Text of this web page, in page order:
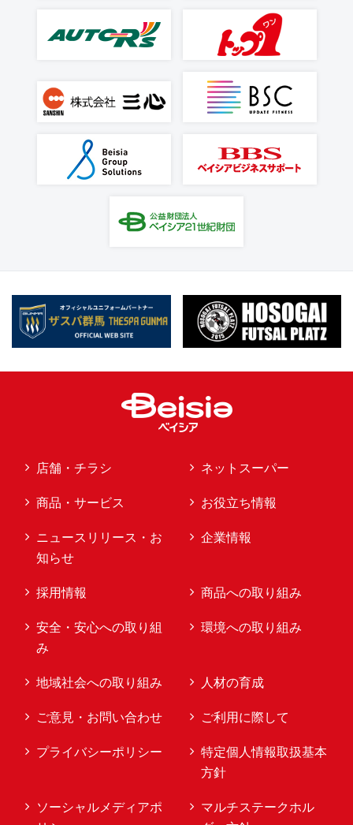
店舗・チラシ ネットスーパー
商品・サービス お役立ち情報
ニュースリリース・お
知らせ
企業情報
採用情報 商品への取り組み
安全・安心への取り組
み
環境への取り組み
地域社会への取り組み 人材の育成
ご意見・お問い合わせ ご利用に際して
プライバシーポリシー
特定個人情報取扱基本
方針
ソーシャルメディアポ
マルチステークホル